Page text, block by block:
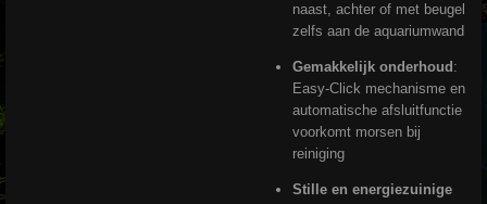
naast, achter of met beugel
zelfs aan de aquariumwand
Gemakkelijk onderhoud :
Easy-Click mechanisme en
automatische afsluitfunctie
voorkomt morsen bij
reiniging
Stille en energiezuinige